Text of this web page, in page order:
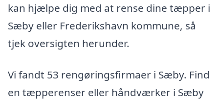
kan hjælpe dig med at rense dine tæpper i
Sæby eller Frederikshavn kommune, så
tjek oversigten herunder.
Vi fandt 53 rengøringsfirmaer i Sæby. Find
en tæpperenser eller håndværker i Sæby